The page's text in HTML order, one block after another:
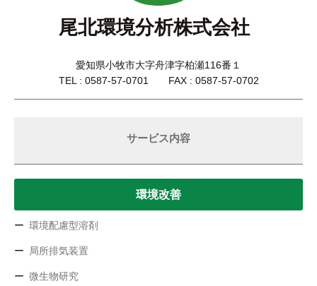
尾北環境分析株式会社
愛知県小牧市大字舟津字柏瀬116番１
TEL : 0587-57-0701 FAX : 0587-57-0702
サービス内容
環境改善
環境配慮型溶剤
局所排気装置
微生物研究